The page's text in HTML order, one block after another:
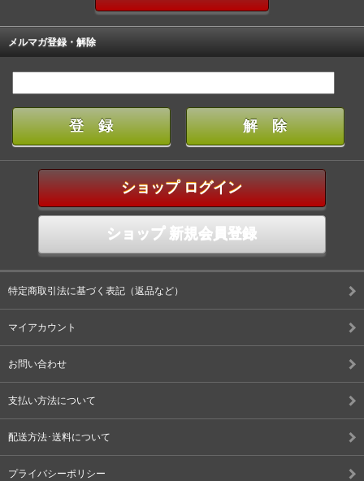
メルマガ登録・解除
ショップ ログイン
ショップ 新規会員登録
特定商取引法に基づく表記（返品など）
マイアカウント
お問い合わせ
支払い方法について
配送方法･送料について
プライバシーポリシー